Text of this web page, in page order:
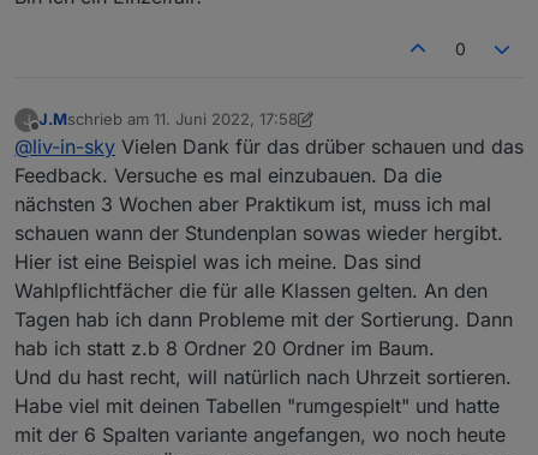
function
       switch (mehrfachTabelle) {
case 1:  if(counter%2==0){
{
        case 2:  if(counter%4==0) {
if(counter%2==0)
else {htmlOut =
                       }else{
if(counter%2==0)
else {htmlOut =
val0=val0.replace(/
val2=val2.replace(/
         function sortArray(a,b) {
         return a.val0 > b.val1;
         }
val0 = val0.replace("Mon",
val0 = val0.replace("Tue",
val0 = val0.replace("Wed",
val0 = val0.replace("Thu",
val0 = val0.replace("Fri",
val0 = val0.replace("Sat",
val0 = val0.replace("Sun",
val6 = val6.replace("regular",
val6 = val6.replace("irregular",
0
J
Offline
J.Mschrieb am 11. Juni 2022, 17:58
zuletzt editiert von J.M6. Nov. 2022, 19:58
@liv-in-sky Vielen Dank für das drüber schauen und das
Feedback. Versuche es mal einzubauen. Da die
nächsten 3 Wochen aber Praktikum ist, muss ich mal
schauen wann der Stundenplan sowas wieder hergibt.
Hier ist eine Beispiel was ich meine. Das sind
Wahlpflichtfächer die für alle Klassen gelten. An den
Tagen hab ich dann Probleme mit der Sortierung. Dann
hab ich statt z.b 8 Ordner 20 Ordner im Baum.
Und du hast recht, will natürlich nach Uhrzeit sortieren.
Habe viel mit deinen Tabellen "rumgespielt" und hatte
mit der 6 Spalten variante angefangen, wo noch heute